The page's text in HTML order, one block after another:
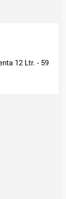
12 Ltr. - 59